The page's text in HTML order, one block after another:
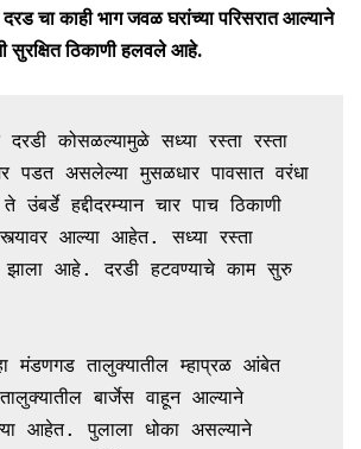
चा काही भाग जवळ घरांच्या परिसरात आल्याने
सुरक्षित ठिकाणी हलवले आहे.
पडत असलेल्या मुसळधार पावसात वरंधा
उंबर्डे हद्दीदरम्यान चार पाच ठिकाणी
आल्या आहेत. सध्या रस्ता
झाला आहे. दरडी हटवण्याचे काम सुरु
बार्जेस वाहून आल्याने
आहेत. पुलाला धोका असल्याने